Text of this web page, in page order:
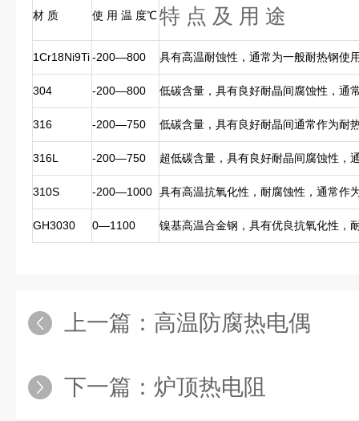
材 质 使 用 温 度℃特 点 及 用 途
1Cr18Ni9Ti-200—800 具有高温耐蚀性，通常为一般耐热钢使
304 -200—800 低碳含量，具有良好耐晶间腐蚀性，通
316 -200—750 低碳含量，具有良好耐晶间通常作为耐
316L -200—750 超低碳含量，具有良好耐晶间腐蚀性，
310S -200—1000 具有高温抗氧化性，耐腐蚀性，通常作
GH3030 0—1100 镍基高温合金钢，具有优良抗氧化性，
上一篇： 高温防腐热电偶
下一篇： 炉顶热电阻